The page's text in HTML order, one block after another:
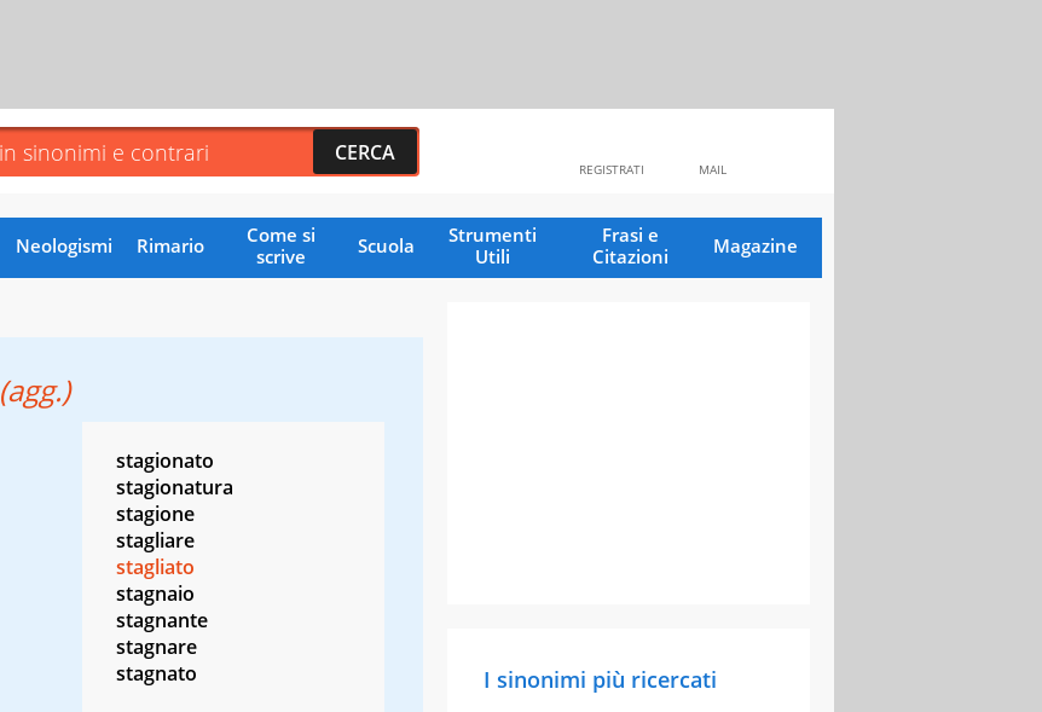
MAIL
REGISTRATI
Neologismi Rimario
Come si
scrive
Scuola
Strumenti
Utili
Frasi e
Citazioni
Magazine
(agg.)
stagionato
stagionatura
stagione
stagliare
stagliato
stagnaio
stagnante
stagnare
stagnato
I sinonimi più ricercati